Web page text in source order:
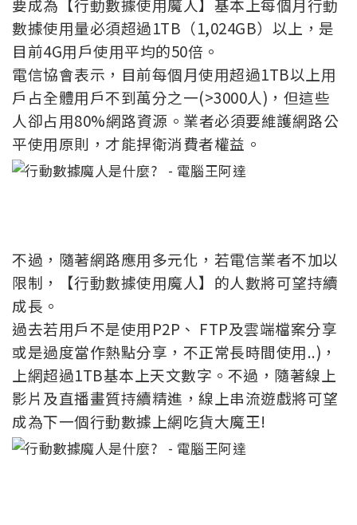
數據使用量必須超過1TB（1,024GB）以上，是
目前4G用戶使用平均的50倍。
電信協會表示，目前每個月使用超過1TB以上用
戶占全體用戶不到萬分之一(>3000人)，但這些
人卻占用80%網路資源。業者必須要維護網路公
平使用原則，才能捍衛消費者權益。
不過，隨著網路應用多元化，若電信業者不加以
限制，【行動數據使用魔人】的人數將可望持續
成長。
過去若用戶不是使用P2P、 FTP及雲端檔案分享
或是過度當作熱點分享，不正常長時間使用..)，
上網超過1TB基本上天文數字。不過，隨著線上
影片及直播畫質持續精進，線上串流遊戲將可望
成為下一個行動數據上網吃貨大魔王!